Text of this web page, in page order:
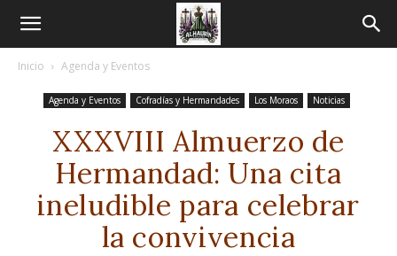
Inicio Agenda y Eventos
Agenda y Eventos Cofradías y Hermandades Los Moraos Noticias
XXXVIII Almuerzo de
Hermandad: Una cita
ineludible para celebrar
la convivencia